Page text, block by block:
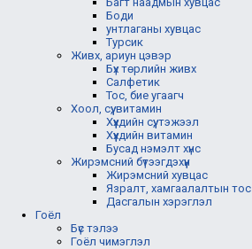
Боди
унтлаганы хувцас
Турсик
Живх, ариун цэвэр
Бүх төрлийн живх
Салфетик
Тос, бие угаагч
Хоол, сүү, витамин
Хүүхдийн сүү, тэжээл
Хүүхдийн витамин
Бусад нэмэлт хүнс
Жирэмсний бүтээгдэхүүн
Жирэмсний хувцас
Язралт, хамгаалалтын тос
Дасгалын хэрэглэл
Гоёл
Бүс тэлээ
Гоёл чимэглэл